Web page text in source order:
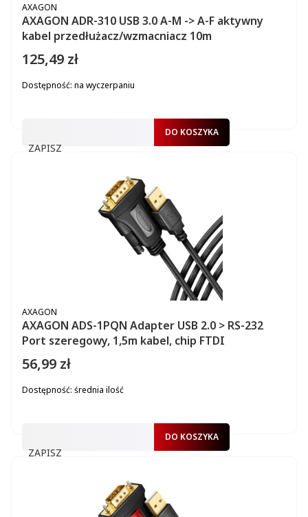
AXAGON ADR-310 USB 3.0 A-M -> A-F aktywny
kabel przedłużacz/wzmacniacz 10m
PRODUCENT
AXAGON
Cena
125,49 zł
Dostępność: na wyczerpaniu
ZAPISZ
DO KOSZYKA
AXAGON ADS-1PQN Adapter USB 2.0 > RS-232
Port szeregowy, 1,5m kabel, chip FTDI
PRODUCENT
AXAGON
Cena
56,99 zł
Dostępność: średnia ilość
ZAPISZ
DO KOSZYKA